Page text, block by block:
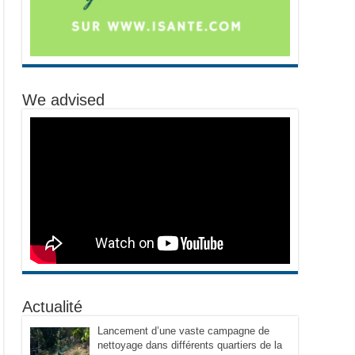
We advised
Actualité
Lancement d’une vaste campagne de
nettoyage dans différents quartiers de la